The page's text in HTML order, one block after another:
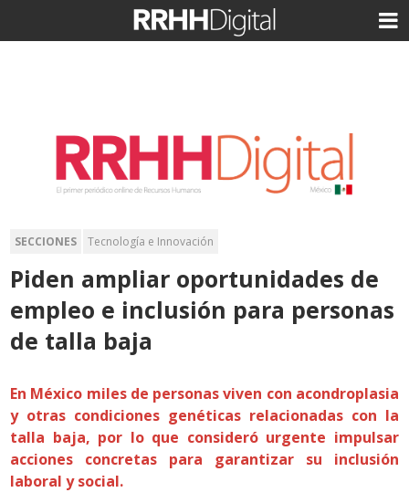
SECCIONES Tecnología e Innovación
Piden ampliar oportunidades de
empleo e inclusión para personas
de talla baja
En México miles de personas viven con acondroplasia
y otras condiciones genéticas relacionadas con la
talla baja, por lo que consideró urgente impulsar
acciones concretas para garantizar su inclusión
laboral y social.